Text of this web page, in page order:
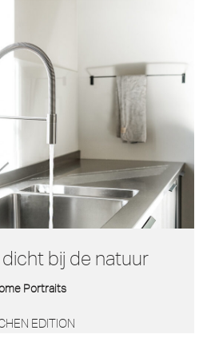
bij de natuur
Portraits
EDITION